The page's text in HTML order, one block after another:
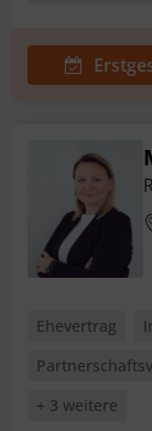
Ehevertrag
+ 3 weitere